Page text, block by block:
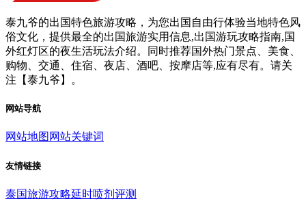
泰九爷的出国特色旅游攻略，为您出国自由行体验当地特色风
俗文化，提供最全的出国旅游实用信息,出国游玩攻略指南,国
外红灯区的夜生活玩法介绍。同时推荐国外热门景点、美食、
购物、交通、住宿、夜店、酒吧、按摩店等,应有尽有。请关
注【泰九爷】。
网站导航
网站地图 网站关键词
友情链接
泰国旅游攻略延时喷剂评测